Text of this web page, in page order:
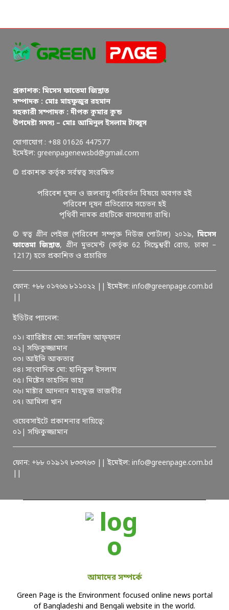
প্রকাশক: মিসেস ফাতেমা জিন্নাত
সম্পাদক : মোঃ মাহফুজুর রহমান
সহকারী সম্পাদক : দীপক কুমার কুন্ড
উপদেষ্টা সদস্য – মোঃ আমিনুল ইসলাম টাব্বুস
যোগাযোগ : +88 01626 447577
ইমেইল: greenpagenewsbd@gmail.com
© প্রকাশক কর্তৃক সর্বস্বত্ব সংরক্ষিত
পরিবেশ দূষন ও জলবায়ু পরিবর্তন বিষয়ে অবগত হই
পরিবেশ দূষন প্রতিরোধে সচেতন হই
পৃথিবী নামক গ্রহটিকে বাসযোগ্য রাখি।
© স্বত্ব গ্রীন পেইজ (পরিবেশ সম্পৃক্ত নিউজ পোর্টাল) ২০১৯, মিসেস
ফাতেমা জিন্নাত, গ্রীন মুভমেন্ট (কর্তৃক 62 সিদ্ধেশ্বরী রোড, ঢাকা –
1217) হতে প্রকাশিত ও প্রচারিত
ফোন: +৮৮ ০১৭৬৬ ৮১১০২২ || ইমেইল: info@greenpage.com.bd
ইডিটর প্যানেল:
০১। ব্যারিষ্টার মো: সানজিদ আফ্ফান
০২| সফিকুজ্জামান
০৩। আইভি আকতার
০৪। সাংবাদিক মো: হানিকুল ইসলাম
০৫। মিষ্টেস তাহসিন তাহা
০৬। মাষ্টার আদনান মাহফুজ তাজবীর
০৭। আমিলা খান
ওয়েবসাইটে প্রকাশনার দায়িত্বে:
০১| সফিকুজ্জামান
ফোন: +৮৮ ০১৯১৭ ৮৩৩৭৬৩ || ইমেইল: info@greenpage.com.bd
আমাদের সম্পর্কে
Green Page is the Environment focused online news portal
of Bangladeshi and Bengali website in the world.